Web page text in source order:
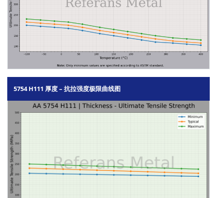
5754 H111 厚度 – 抗拉强度极限曲线图